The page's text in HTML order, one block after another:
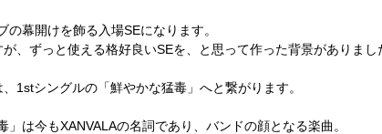
の幕開けを飾る入場SEになります。
、ずっと使える格好良いSEを、と思って作った背景がありまし
1stシングルの「鮮やかな猛毒」へと繋がります。
」は今もXANVALAの名詞であり、バンドの顔となる楽曲。